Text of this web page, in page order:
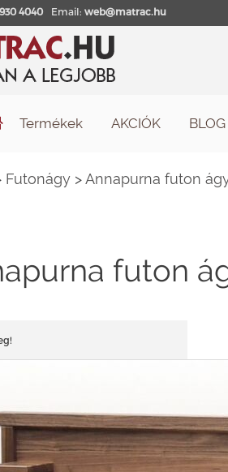
4040 Email: web@matrac.hu
Termékek AKCIÓK BLOG
Futonágy >Annapurna futon
futon